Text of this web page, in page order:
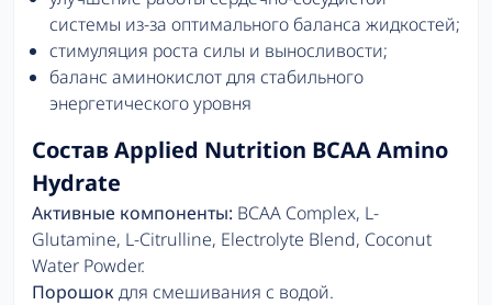
системы из-за оптимального баланса жидкостей;
стимуляция роста силы и выносливости;
баланс аминокислот для стабильного
энергетического уровня
Состав Applied Nutrition BCAA Amino
Hydrate
Активные компоненты: BCAA Complex, L-
Glutamine, L-Citrulline, Electrolyte Blend, Coconut
Water Powder.
Порошокдля смешивания с водой.